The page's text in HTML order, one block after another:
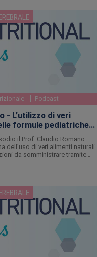
Podcast
- L’utilizzo di veri
formule pediatriche
il Prof. Claudio Romano
dell’uso di veri alimenti naturali
da somministrare tramite